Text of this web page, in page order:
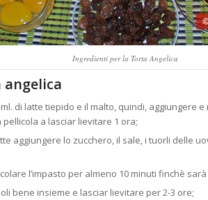
Ingredienti per la Torta Angelica
di latte tiepido e il malto, quindi, aggiungere
a lasciar lievitare 1 ora;
aggiungere lo zucchero, il sale, i tuorli delle
l’impasto per almeno 10 minuti finchè
bene insieme e lasciar lievitare per 2-3 ore;